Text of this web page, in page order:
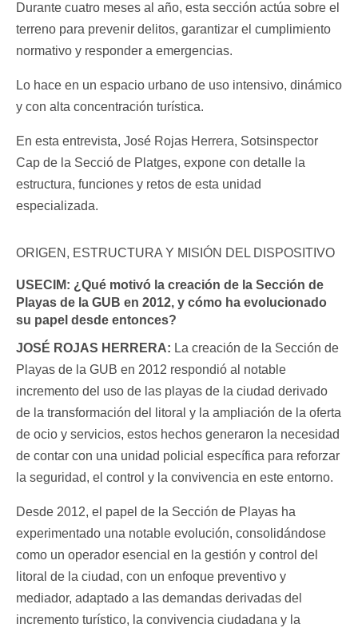
Durante cuatro meses al año, esta sección actúa sobre el
terreno para prevenir delitos, garantizar el cumplimiento
normativo y responder a emergencias.
Lo hace en un espacio urbano de uso intensivo, dinámico
y con alta concentración turística.
En esta entrevista, José Rojas Herrera, Sotsinspector
Cap de la Secció de Platges, expone con detalle la
estructura, funciones y retos de esta unidad
especializada.
ORIGEN, ESTRUCTURA Y MISIÓN DEL DISPOSITIVO
USECIM: ¿Qué motivó la creación de la Sección de
Playas de la GUB en 2012, y cómo ha evolucionado
su papel desde entonces?
JOSÉ ROJAS HERRERA: La creación de la Sección de
Playas de la GUB en 2012 respondió al notable
incremento del uso de las playas de la ciudad derivado
de la transformación del litoral y la ampliación de la oferta
de ocio y servicios, estos hechos generaron la necesidad
de contar con una unidad policial específica para reforzar
la seguridad, el control y la convivencia en este entorno.
Desde 2012, el papel de la Sección de Playas ha
experimentado una notable evolución, consolidándose
como un operador esencial en la gestión y control del
litoral de la ciudad, con un enfoque preventivo y
mediador, adaptado a las demandas derivadas del
incremento turístico, la convivencia ciudadana y la